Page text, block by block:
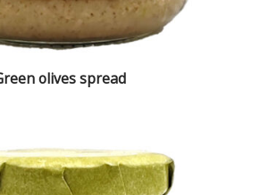
olives spread